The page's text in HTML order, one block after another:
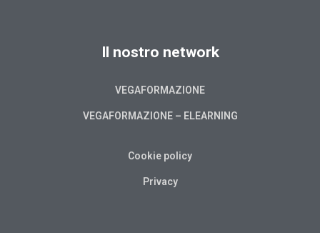
Il nostro network
VEGAFORMAZIONE
VEGAFORMAZIONE – ELEARNING
Cookie policy
Privacy